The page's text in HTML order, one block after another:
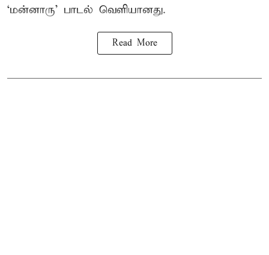
‘மன்னாரு’ பாடல் வெளியானது.
Read More